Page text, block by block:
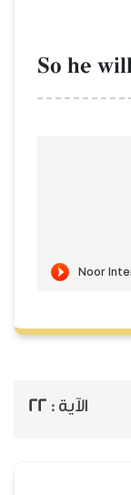
So he
الآية : 22